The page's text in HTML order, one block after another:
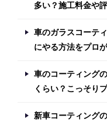
多い？施工料金や
車のガラスコーテ
にやる方法をプロ
車のコーティング
くらい？こっそり
新車コーティング